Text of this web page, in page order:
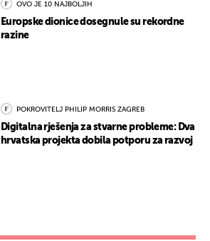
OVO JE 10 NAJBOLJIH
Europske dionice dosegnule su rekordne
razine
POKROVITELJ PHILIP MORRIS ZAGREB
Digitalna rješenja za stvarne probleme: Dva
hrvatska projekta dobila potporu za razvoj